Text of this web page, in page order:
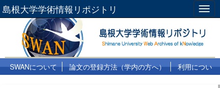
島根大学学術情報リポジトリ
SWANについて 論文の登録方法（学内の方へ）
利用につい